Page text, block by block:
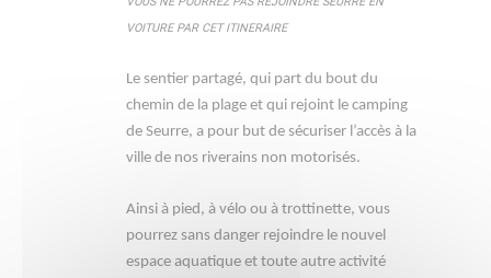
VOITURE PAR CET ITINERAIRE
Le sentier partagé, qui part du bout du
chemin de la plage et qui rejoint le camping
de Seurre, a pour but de sécuriser l’accès à la
ville de nos riverains non motorisés.
Ainsi à pied, à vélo ou à trottinette, vous
pourrez sans danger rejoindre le nouvel
espace aquatique et toute autre activité